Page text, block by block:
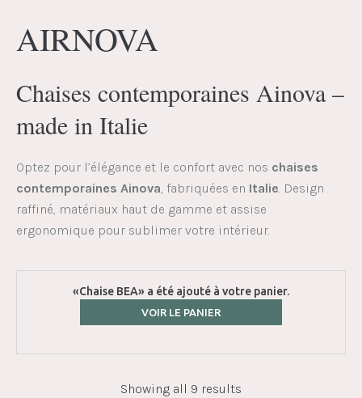
AIRNOVA
Chaises contemporaines Ainova –
made in Italie
Optez pour l’élégance et le confort avec nos chaises
contemporaines Ainova, fabriquées en Italie. Design
raffiné, matériaux haut de gamme et assise
ergonomique pour sublimer votre intérieur.
«Chaise BEA» a été ajouté à votre panier.
VOIR LE PANIER
Showing all 9 results